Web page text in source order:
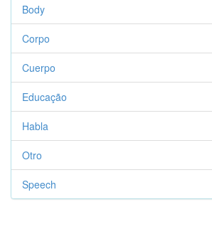
Body
Corpo
Cuerpo
Educação
Habla
Otro
Speech